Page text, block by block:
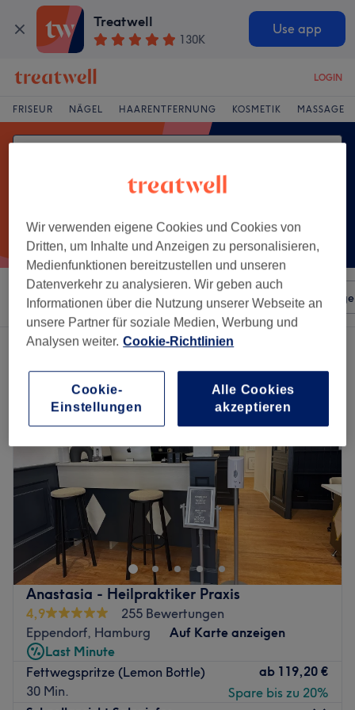
Treatwell
130K
Use app
LOGIN
FRISEUR NÄGEL HAARENTFERNUNG KOSMETIK MASSAGE
Sortieren nach Beliebiger Preis Salons
Ein Salon, der anbietet: gewichtsabnahme in Eppendorf, Hamburg
Anastasia - Heilpraktiker Praxis
4,9
255 Bewertungen
Eppendorf, Hamburg
Auf Karte anzeigen
Last Minute
Fettwegspritze (Lemon Bottle)
30 Min.
ab 119,20 €
Spare bis zu 20%
Wir verwenden eigene Cookies und Cookies von
Dritten, um Inhalte und Anzeigen zu personalisieren,
Medienfunktionen bereitzustellen und unseren
Datenverkehr zu analysieren. Wir geben auch
Informationen über die Nutzung unserer Webseite an
unsere Partner für soziale Medien, Werbung und
Analysen weiter. Cookie-Richtlinien
Cookie-
Einstellungen
Alle Cookies
akzeptieren